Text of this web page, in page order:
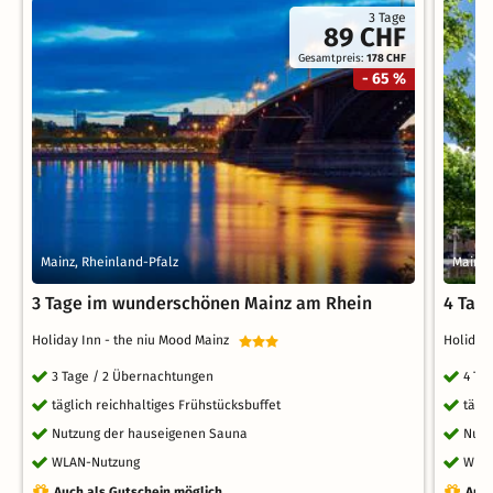
3 Tage
89 CHF
Gesamtpreis:178 CHF
- 65 %
Mainz, Rheinland-Pfalz
3 Tage im wunderschönen Mainz am Rhein
Holiday Inn - the niu Mood Mainz
3 Tage / 2 Übernachtungen
täglich reichhaltiges Frühstücksbuffet
Nutzung der hauseigenen Sauna
WLAN-Nutzung
4
4